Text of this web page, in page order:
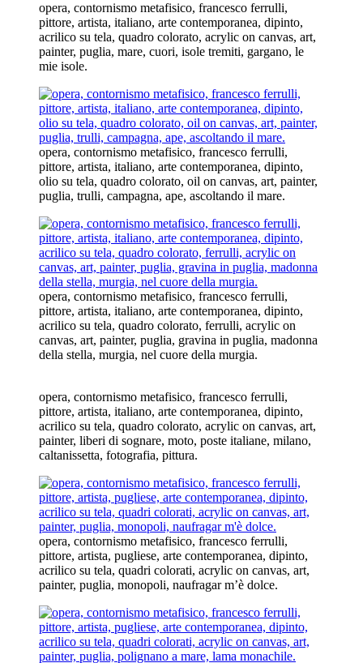
opera, contornismo metafisico, francesco ferrulli,
pittore, artista, italiano, arte contemporanea, dipinto,
acrilico su tela, quadro colorato, acrylic on canvas, art,
painter, puglia, mare, cuori, isole tremiti, gargano, le
mie isole.
opera, contornismo metafisico, francesco ferrulli,
pittore, artista, italiano, arte contemporanea, dipinto,
olio su tela, quadro colorato, oil on canvas, art, painter,
puglia, trulli, campagna, ape, ascoltando il mare.
opera, contornismo metafisico, francesco ferrulli,
pittore, artista, italiano, arte contemporanea, dipinto,
acrilico su tela, quadro colorato, ferrulli, acrylic on
canvas, art, painter, puglia, gravina in puglia, madonna
della stella, murgia, nel cuore della murgia.
opera, contornismo metafisico, francesco ferrulli,
pittore, artista, italiano, arte contemporanea, dipinto,
acrilico su tela, quadro colorato, acrylic on canvas, art,
painter, liberi di sognare, moto, poste italiane, milano,
caltanissetta, fotografia, pittura.
opera, contornismo metafisico, francesco ferrulli,
pittore, artista, pugliese, arte contemporanea, dipinto,
acrilico su tela, quadri colorati, acrylic on canvas, art,
painter, puglia, monopoli, naufragar m’è dolce.